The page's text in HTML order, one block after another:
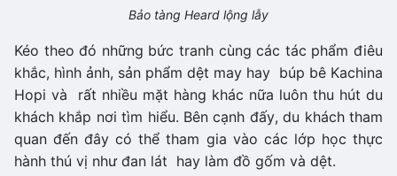
Bảo tàng Heard lộng lẫy
Kéo theo đó những bức tranh cùng các tác phẩm điêu
khắc, hình ảnh, sản phẩm dệt may hay búp bê Kachina
Hopi và rất nhiều mặt hàng khác nữa luôn thu hút du
khách khắp nơi tìm hiểu. Bên cạnh đấy, du khách tham
quan đến đây có thể tham gia vào các lớp học thực
hành thú vị như đan lát hay làm đồ gốm và dệt.